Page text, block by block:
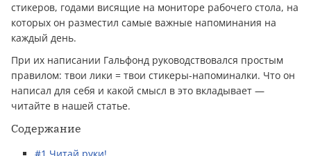
стикеров, годами висящие на мониторе рабочего стола, на
которых он разместил самые важные напоминания на
каждый день.
При их написании Гальфонд руководствовался простым
правилом: твои лики = твои стикеры-напоминалки. Что он
написал для себя и какой смысл в это вкладывает —
читайте в нашей статье.
Содержание